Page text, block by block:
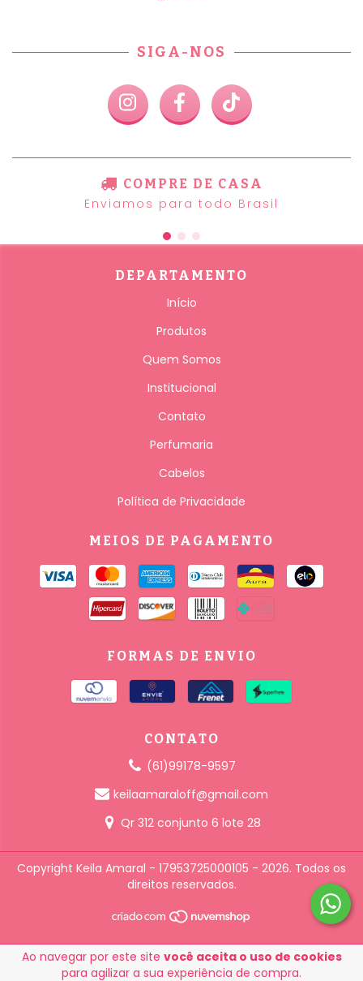
Ao navegar por este site você aceita o uso de cookies
para agilizar a sua experiência de compra.
SIGA-NOS
COMPRE DE CASA
Enviamos para todo Brasil
DEPARTAMENTO
Início
Produtos
Quem Somos
Institucional
Contato
Perfumaria
Cabelos
Política de Privacidade
MEIOS DE PAGAMENTO
FORMAS DE ENVIO
CONTATO
(61)99178-9597
keilaamaraloff@gmail.com
Qr 312 conjunto 6 lote 28
Copyright Keila Amaral - 17953725000105 - 2026. Todos os
direitos reservados.